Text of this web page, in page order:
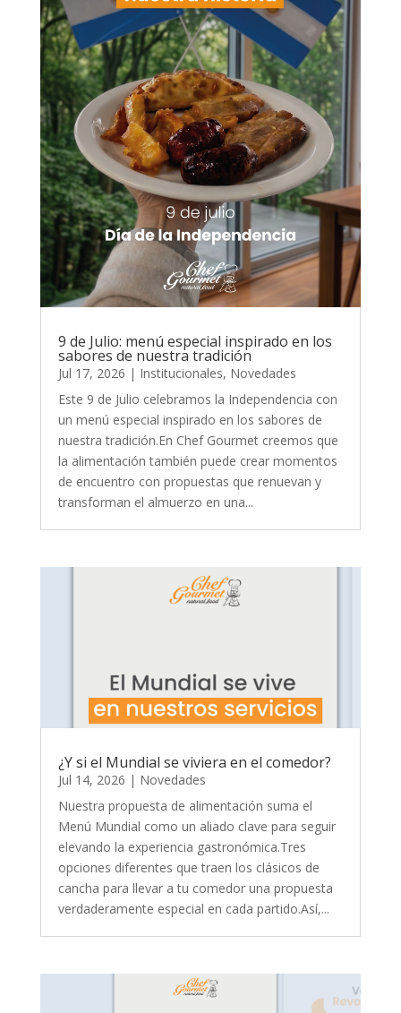
9 de Julio: menú especial inspirado en los
sabores de nuestra tradición
Jul 17, 2026 | Institucionales, Novedades
Este 9 de Julio celebramos la Independencia con
un menú especial inspirado en los sabores de
nuestra tradición.En Chef Gourmet creemos que
la alimentación también puede crear momentos
de encuentro con propuestas que renuevan y
transforman el almuerzo en una...
¿Y si el Mundial se viviera en el comedor?
Jul 14, 2026 | Novedades
Nuestra propuesta de alimentación suma el
Menú Mundial como un aliado clave para seguir
elevando la experiencia gastronómica.Tres
opciones diferentes que traen los clásicos de
cancha para llevar a tu comedor una propuesta
verdaderamente especial en cada partido.Así,...